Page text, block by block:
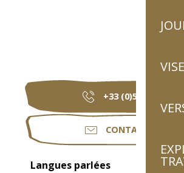
+33 (0)5 62 92 81
CONTACTEZ-NOUS
Langues parlées
Langues parlées